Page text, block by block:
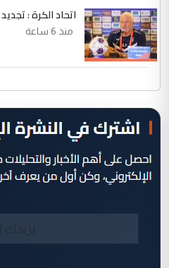
اتحاد الكرة :
منذ 6 ساعة